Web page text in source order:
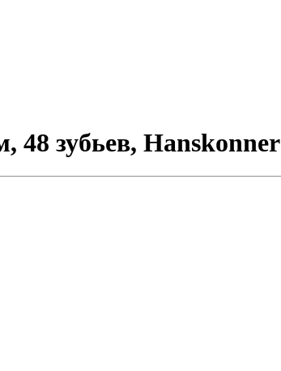
48 зубьев, Hanskonner